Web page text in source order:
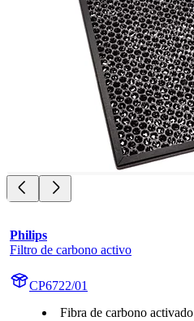
Philips
Filtro de carbono activo
CP6722/01
Fibra de carbono activado